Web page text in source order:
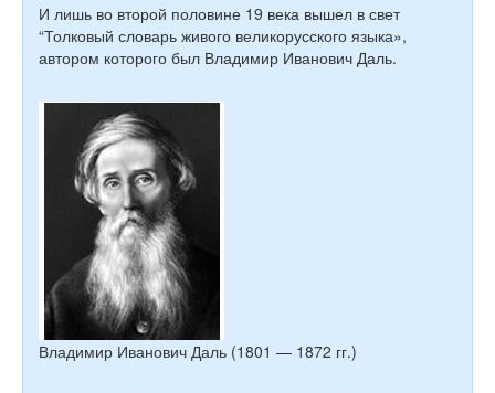
И лишь во второй половине 19 века вышел в свет
“Толковый словарь живого великорусского языка»,
автором которого был Владимир Иванович Даль.
Владимир Иванович Даль (1801 — 1872 гг.)